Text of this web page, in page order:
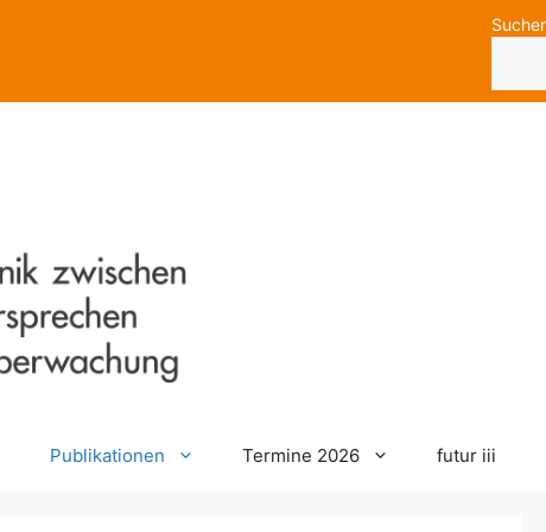
Publikationen Termine 2026 futur iii